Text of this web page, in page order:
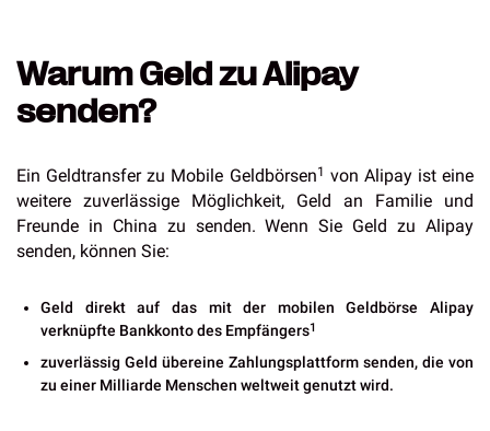
Warum Geld zu Alipay
senden?
Ein Geldtransfer zu Mobile Geldbörsen1 von Alipay ist eine
weitere zuverlässige Möglichkeit, Geld an Familie und
Freunde in China zu senden. Wenn Sie Geld zu Alipay
senden, können Sie:
Geld direkt auf das mit der mobilen Geldbörse Alipay
verknüpfte Bankkonto des Empfängers1
zuverlässig Geld übereine Zahlungsplattform senden, die von
zu einer Milliarde Menschen weltweit genutzt wird.